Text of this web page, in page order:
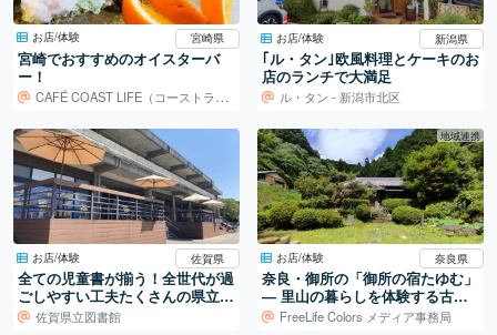
お店/体験 宮崎県
宮崎でおすすめのオイスターバ
ー！
CAFÉ COAST LIFE（コーストライフ）
お店/体験 新潟県
｢ル・タン｣欧風料理とケーキのお
店のランチで大満足
ル・タン - 新潟市北区
お店/体験 佐賀県
全ての児童書が揃う！全世代が過
ごしやすい工夫たくさんの県立図
書館。
佐賀県立図書館
地域連携
お店/体験 奈良県
奈良・御所の「御所の宿たゆむ」
― 里山の暮らしを体験する古民
家宿FreeLife Colors メディア事務局